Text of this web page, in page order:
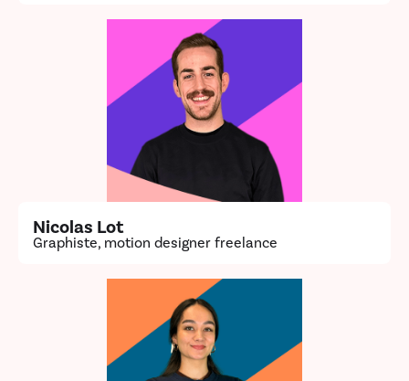
Nicolas Lot
Graphiste, motion designer freelance